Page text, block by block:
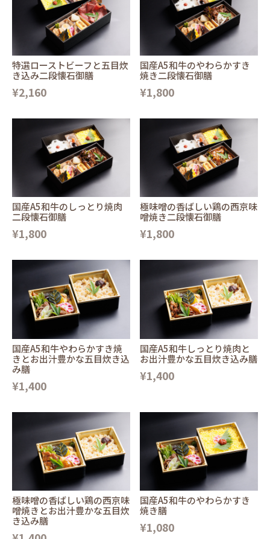
特選ローストビーフと五目炊
き込み二段懐石御膳
¥2,160
国産A5和牛のやわらかすき
焼き二段懐石御膳
¥1,800
国産A5和牛のしっとり焼肉
二段懐石御膳
¥1,800
極味噌の香ばしい鶏の西京味
噌焼き二段懐石御膳
¥1,800
国産A5和牛やわらかすき焼
きとお出汁豊かな五目炊き込
み膳
¥1,400
国産A5和牛しっとり焼肉と
お出汁豊かな五目炊き込み膳
¥1,400
極味噌の香ばしい鶏の西京味
噌焼きとお出汁豊かな五目炊
き込み膳
国産A5和牛のやわらかすき
焼き膳
¥1,080